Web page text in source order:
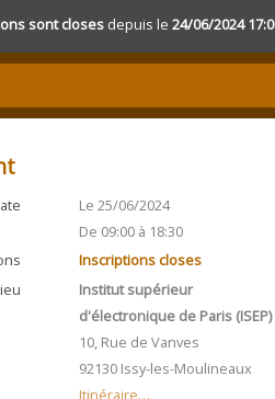
sont closes depuis le 24/06/2024
Le 25/06/2024
De 09:00 à 18:30
Inscriptions closes
Institut supérieur
d'électronique de Paris (ISEP)
10, Rue de Vanves
92130 Issy-les-Moulineaux
Itinéraire…